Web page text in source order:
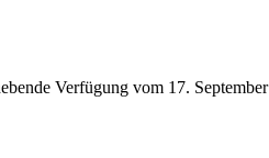
Verfügung vom 17.